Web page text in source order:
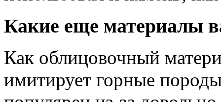
Какие еще материалы
Как облицовочный
имитирует горные